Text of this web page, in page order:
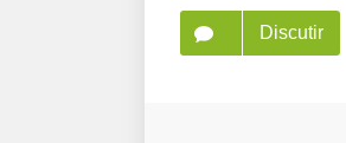
Discutir